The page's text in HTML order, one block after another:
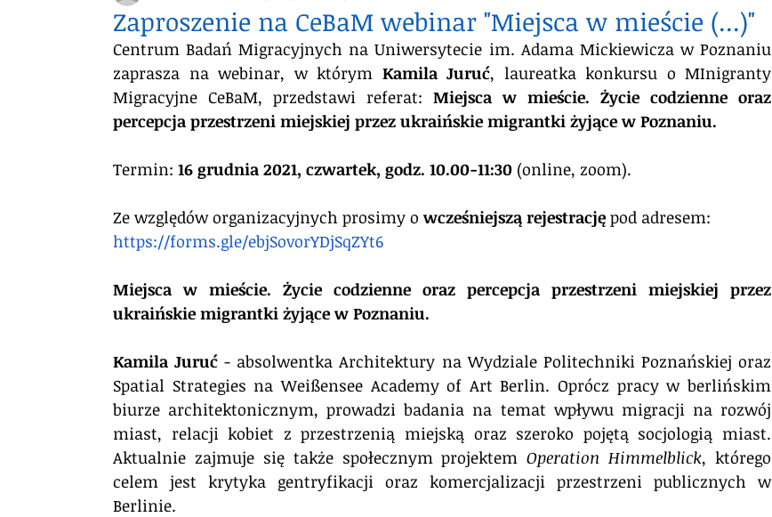
Zaproszenie na CeBaM webinar "Miejsca w mieście (...)"
Centrum Badań Migracyjnych na Uniwersytecie im. Adama Mickiewicza w Poznaniu
zaprasza na webinar, w którym Kamila Juruć, laureatka konkursu o MInigranty
Migracyjne CeBaM, przedstawi referat: Miejsca w mieście. Życie codzienne oraz
percepcja przestrzeni miejskiej przez ukraińskie migrantki żyjące w Poznaniu.
Termin: 16 grudnia 2021, czwartek, godz. 10.00-11:30 (online, zoom).
Ze względów organizacyjnych prosimy o wcześniejszą rejestrację pod adresem:
https://forms.gle/ebjSovorYDjSqZYt6
Miejsca w mieście. Życie codzienne oraz percepcja przestrzeni miejskiej przez
ukraińskie migrantki żyjące w Poznaniu.
Kamila Juruć - absolwentka Architektury na Wydziale Politechniki Poznańskiej oraz
Spatial Strategies na Weißensee Academy of Art Berlin. Oprócz pracy w berlińskim
biurze architektonicznym, prowadzi badania na temat wpływu migracji na rozwój
miast, relacji kobiet z przestrzenią miejską oraz szeroko pojętą socjologią miast.
Aktualnie zajmuje się także społecznym projektem Operation Himmelblick, którego
celem jest krytyka gentryfikacji oraz komercjalizacji przestrzeni publicznych w
Berlinie.